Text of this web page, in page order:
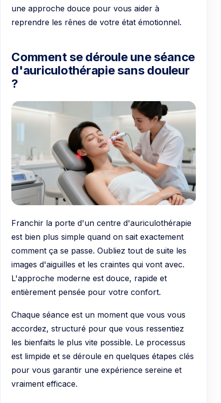
une approche douce pour vous aider à
reprendre les rênes de votre état émotionnel.
Comment se déroule une séance
d'auriculothérapie sans douleur
?
Franchir la porte d'un centre d'auriculothérapie
est bien plus simple quand on sait exactement
comment ça se passe. Oubliez tout de suite les
images d'aiguilles et les craintes qui vont avec.
L'approche moderne est douce, rapide et
entièrement pensée pour votre confort.
Chaque séance est un moment que vous vous
accordez, structuré pour que vous ressentiez
les bienfaits le plus vite possible. Le processus
est limpide et se déroule en quelques étapes clés
pour vous garantir une expérience sereine et
vraiment efficace.